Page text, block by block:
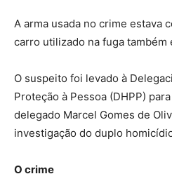
A arma usada no crime estava
carro utilizado na fuga também
O suspeito foi levado à
Proteção à Pessoa (DHPP)
delegado Marcel Gomes de
investigação do duplo
O crime